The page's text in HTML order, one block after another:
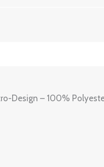
Design – 100%